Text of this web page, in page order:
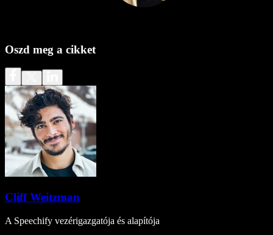
Oszd meg a cikket
Cliff Weitzman
A Speechify vezérigazgatója és alapítója